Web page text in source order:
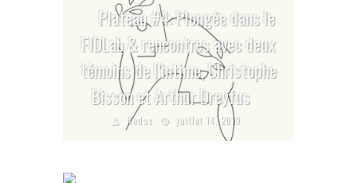
Plateau #4: Plongée dans le
FIDLab & rencontres avec deux
témoins de l’intime, Christophe
Bisson et Arthur Dreyfus
Redac juillet 14, 2019